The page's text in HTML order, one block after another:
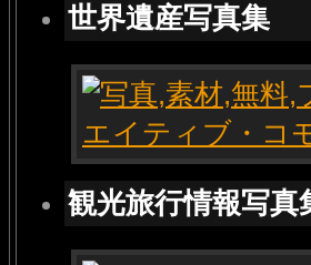
世界遺産写真集
観光旅行情報写真